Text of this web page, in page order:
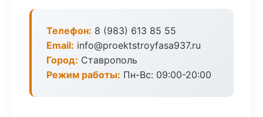
Телефон: 8 (983) 613 85 55
Email: info@proektstroyfasa937.ru
Город: Ставрополь
Режим работы: Пн-Вс: 09:00-20:00